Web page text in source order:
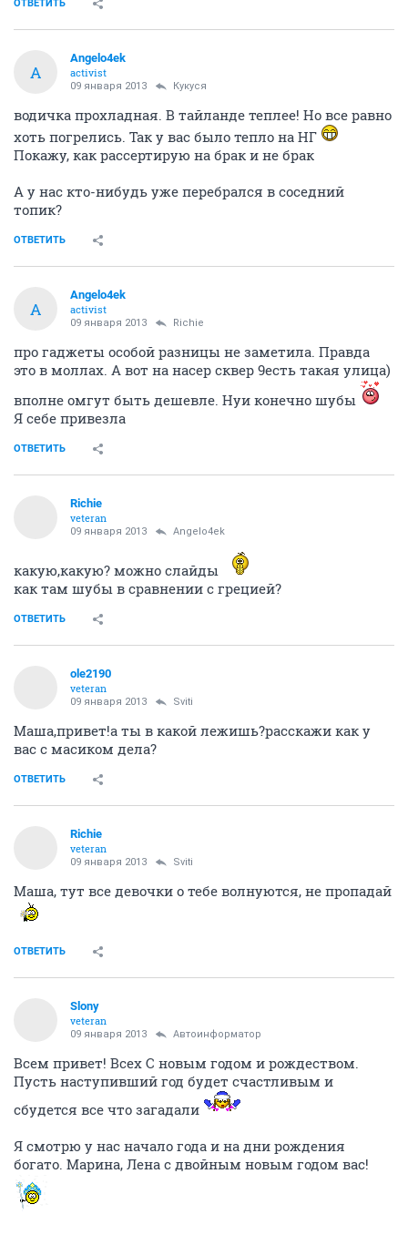
ОТВЕТИТЬ
A
Angelo4ek
activist
09 января 2013 Кукуся
водичка прохладная. В тайланде теплее! Но все равно
хоть погрелись. Так у вас было тепло на НГ
Покажу, как рассертирую на брак и не брак
А у нас кто-нибудь уже перебрался в соседний
топик?
ОТВЕТИТЬ
A
Angelo4ek
activist
09 января 2013 Richie
про гаджеты особой разницы не заметила. Правда
это в моллах. А вот на насер сквер 9есть такая улица)
вполне омгут быть дешевле. Нуи конечно шубы
Я себе привезла
ОТВЕТИТЬ
Richie
veteran
09 января 2013 Angelo4ek
какую,какую? можно слайды
как там шубы в сравнении с грецией?
ОТВЕТИТЬ
ole2190
veteran
09 января 2013 Sviti
Маша,привет!а ты в какой лежишь?расскажи как у
вас с масиком дела?
ОТВЕТИТЬ
Richie
veteran
09 января 2013 Sviti
Маша, тут все девочки о тебе волнуются, не пропадай
ОТВЕТИТЬ
Slony
veteran
09 января 2013 Автоинформатор
Всем привет! Всех С новым годом и рождеством.
Пусть наступивший год будет счастливым и
сбудется все что загадали
Я смотрю у нас начало года и на дни рождения
богато. Марина, Лена с двойным новым годом вас!